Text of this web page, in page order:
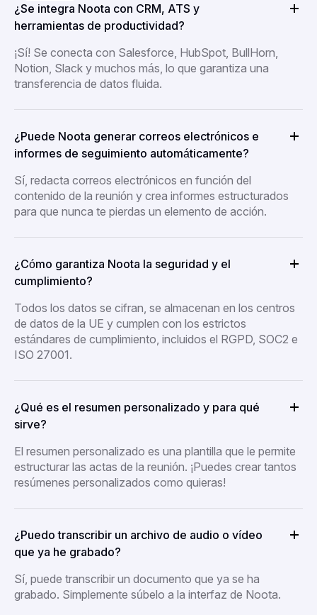
¿Se integra Noota con CRM, ATS y
herramientas de productividad?
¡Sí! Se conecta con Salesforce, HubSpot, BullHorn,
Notion, Slack y muchos más, lo que garantiza una
transferencia de datos fluida.
¿Puede Noota generar correos electrónicos e
informes de seguimiento automáticamente?
Sí, redacta correos electrónicos en función del
contenido de la reunión y crea informes estructurados
para que nunca te pierdas un elemento de acción.
¿Cómo garantiza Noota la seguridad y el
cumplimiento?
Todos los datos se cifran, se almacenan en los centros
de datos de la UE y cumplen con los estrictos
estándares de cumplimiento, incluidos el RGPD, SOC2 e
ISO 27001.
¿Qué es el resumen personalizado y para qué
sirve?
El resumen personalizado es una plantilla que le permite
estructurar las actas de la reunión. ¡Puedes crear tantos
resúmenes personalizados como quieras!
¿Puedo transcribir un archivo de audio o vídeo
que ya he grabado?
Sí, puede transcribir un documento que ya se ha
grabado. Simplemente súbelo a la interfaz de Noota.